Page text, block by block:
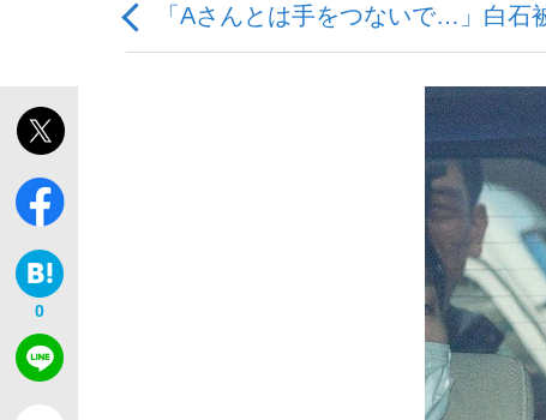
「敗因分析は一切聞かれなかった」侍ジャパ
「Aさんとは手をつないで…」白石
0